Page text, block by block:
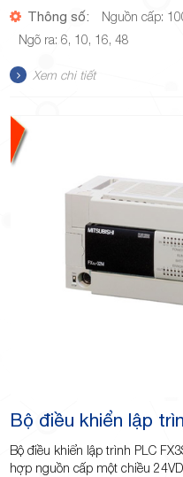
Thông số: Nguồn cấp:
Ngõ ra: 6, 10, 16, 48
Xem chi tiết
Bộ điều khiển lập
Bộ điều khiển lập trình PLC
hợp nguồn cấp một chiều